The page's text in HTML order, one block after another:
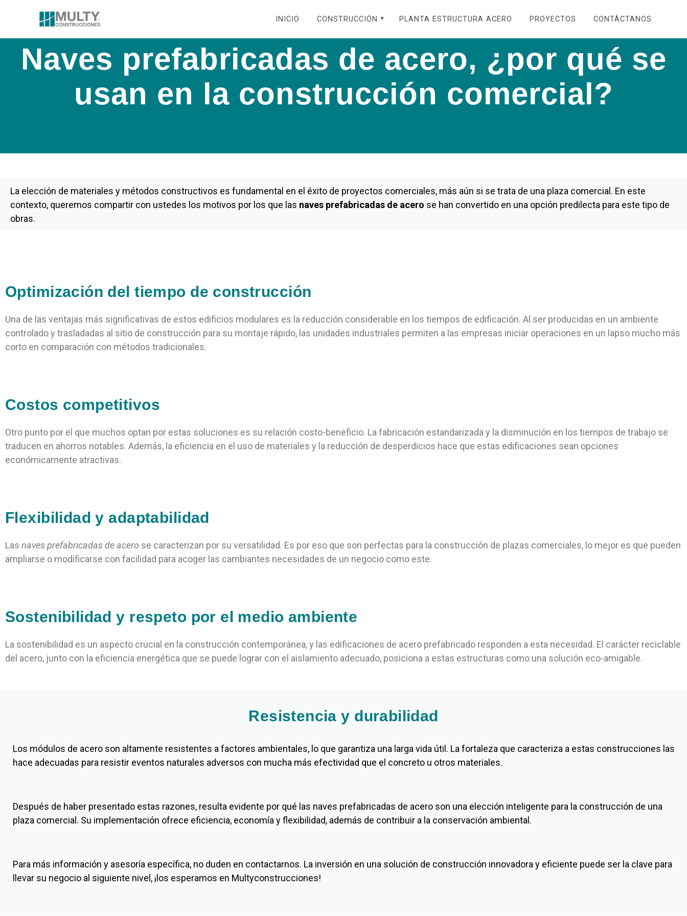
INICIO CONSTRUCCIÓN PLANTA ESTRUCTURA ACERO PROYECTOS CONTÁCTANOS
Naves prefabricadas de acero, ¿por qué se
usan en la construcción comercial?
La elección de materiales y métodos constructivos es fundamental en el éxito de proyectos comerciales, más aún si se trata de una plaza comercial. En este
contexto, queremos compartir con ustedes los motivos por los que las naves prefabricadas de acero se han convertido en una opción predilecta para este tipo de
obras.
Optimización del tiempo de construcción
Una de las ventajas más significativas de estos edificios modulares es la reducción considerable en los tiempos de edificación. Al ser producidas en un ambiente
controlado y trasladadas al sitio de construcción para su montaje rápido, las unidades industriales permiten a las empresas iniciar operaciones en un lapso mucho más
corto en comparación con métodos tradicionales.
Costos competitivos
Otro punto por el que muchos optan por estas soluciones es su relación costo-beneficio. La fabricación estandarizada y la disminución en los tiempos de trabajo se
traducen en ahorros notables. Además, la eficiencia en el uso de materiales y la reducción de desperdicios hace que estas edificaciones sean opciones
económicamente atractivas.
Flexibilidad y adaptabilidad
Las naves prefabricadas de acero se caracterizan por su versatilidad. Es por eso que son perfectas para la construcción de plazas comerciales, lo mejor es que pueden
ampliarse o modificarse con facilidad para acoger las cambiantes necesidades de un negocio como este.
Sostenibilidad y respeto por el medio ambiente
La sostenibilidad es un aspecto crucial en la construcción contemporánea, y las edificaciones de acero prefabricado responden a esta necesidad. El carácter reciclable
del acero, junto con la eficiencia energética que se puede lograr con el aislamiento adecuado, posiciona a estas estructuras como una solución eco-amigable.
Resistencia y durabilidad
Los módulos de acero son altamente resistentes a factores ambientales, lo que garantiza una larga vida útil. La fortaleza que caracteriza a estas construcciones las
hace adecuadas para resistir eventos naturales adversos con mucha más efectividad que el concreto u otros materiales.
Después de haber presentado estas razones, resulta evidente por qué las naves prefabricadas de acero son una elección inteligente para la construcción de una
plaza comercial. Su implementación ofrece eficiencia, economía y flexibilidad, además de contribuir a la conservación ambiental.
Para más información y asesoría específica, no duden en contactarnos. La inversión en una solución de construcción innovadora y eficiente puede ser la clave para
llevar su negocio al siguiente nivel, ¡los esperamos en Multyconstrucciones!